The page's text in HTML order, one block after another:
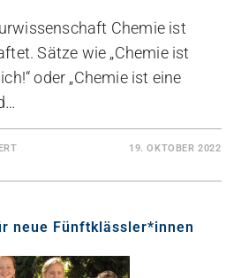
Chemie ist
Sätze wie „Chemie ist
oder „Chemie ist eine
19. OKTOBER 2022
neue Fünftklässler*innen